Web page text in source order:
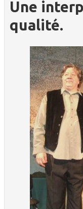
Une
qualité.